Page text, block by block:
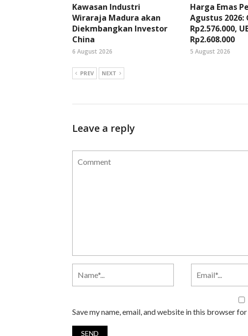
Kawasan Industri
Wiraraja Madura akan
Diekmbangkan Investor
China
6 August 2026
Harga Emas
Agustus 2026:
Rp2.576.000,
Rp2.608.000
5 August 2026
PREV NEXT
Leave a reply
Save my name, email, and website in this browser